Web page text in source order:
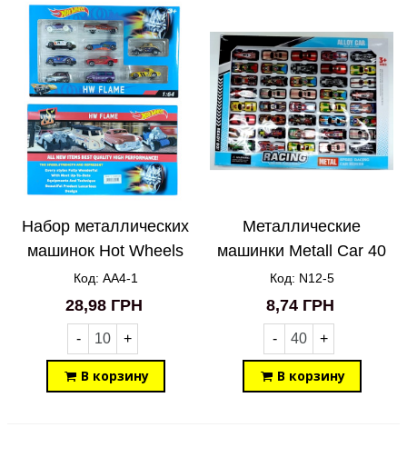
Набор металлических
машинок Hot Wheels
10in1 AA4-1
Код: AA4-1
28,98 ГРН
- +
В корзину
Металлические
машинки Metall Car 40
шт N12-5
Код: N12-5
8,74 ГРН
- +
В корзину